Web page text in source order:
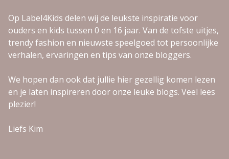
Op Label4Kids delen wij de leukste inspiratie voor
ouders en kids tussen 0 en 16 jaar. Van de tofste uitjes,
trendy fashion en nieuwste speelgoed tot persoonlijke
verhalen, ervaringen en tips van onze bloggers.
We hopen dan ook dat jullie hier gezellig komen lezen
en je laten inspireren door onze leuke blogs. Veel lees
plezier!
Liefs Kim